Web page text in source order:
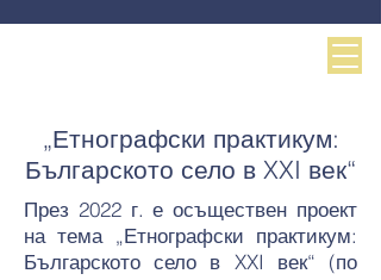
„Етнографски практикум:
Българското село в XXI век“
През 2022 г. е осъществен проект
на тема „Етнографски практикум:
Българското село в XXI век“ (по